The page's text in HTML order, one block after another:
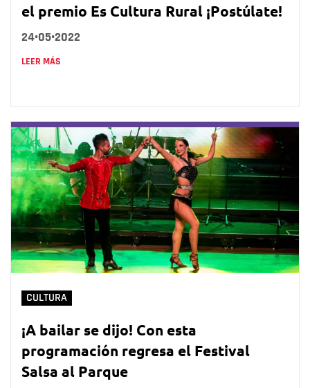
el premio Es Cultura Rural ¡Postúlate!
24•05•2022
LEER MÁS
CULTURA
¡A bailar se dijo! Con esta
programación regresa el Festival
Salsa al Parque